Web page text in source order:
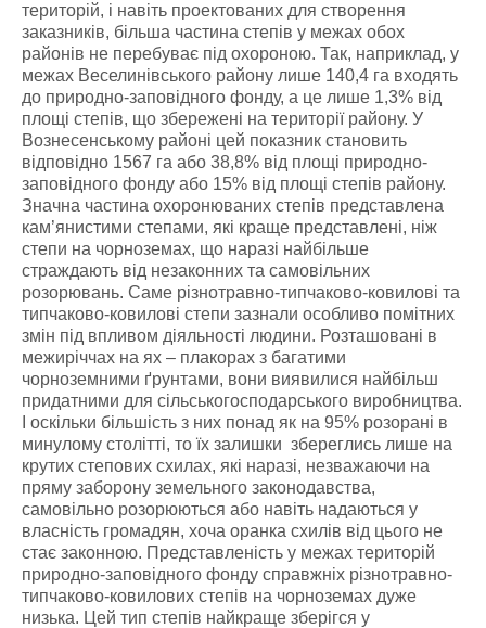
територій, і навіть проектованих для створення
заказників, більша частина степів у межах обох
районів не перебуває під охороною. Так, наприклад, у
межах Веселинівського району лише 140,4 га входять
до природно-заповідного фонду, а це лише 1,3% від
площі степів, що збережені на території району. У
Вознесенському районі цей показник становить
відповідно 1567 га або 38,8% від площі природно-
заповідного фонду або 15% від площі степів району.
Значна частина охоронюваних степів представлена
кам’янистими степами, які краще представлені, ніж
степи на чорноземах, що наразі найбільше
страждають від незаконних та самовільних
розорювань. Саме різнотравно-типчаково-ковилові та
типчаково-ковилові степи зазнали особливо помітних
змін під впливом діяльності людини. Розташовані в
межиріччах на ях – плакорах з багатими
чорноземними ґрунтами, вони виявилися найбільш
придатними для сільськогосподарського виробництва.
І оскільки більшість з них понад як на 95% розорані в
минулому столітті, то їх залишки збереглись лише на
крутих степових схилах, які наразі, незважаючи на
пряму заборону земельного законодавства,
самовільно розорюються або навіть надаються у
власність громадян, хоча оранка схилів від цього не
стає законною. Представленість у межах територій
природно-заповідного фонду справжніх різнотравно-
типчаково-ковилових степів на чорноземах дуже
низька. Цей тип степів найкраще зберігся у